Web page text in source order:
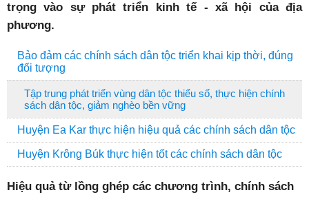
trọng vào sự phát triển kinh tế - xã hội của địa
phương.
Bảo đảm các chính sách dân tộc triển khai kịp thời, đúng
đối tượng
Tập trung phát triển vùng dân tộc thiểu số, thực hiện chính
sách dân tộc, giảm nghèo bền vững
Huyện Ea Kar thực hiện hiệu quả các chính sách dân tộc
Huyện Krông Búk thực hiện tốt các chính sách dân tộc
Hiệu quả từ lồng ghép các chương trình, chính sách